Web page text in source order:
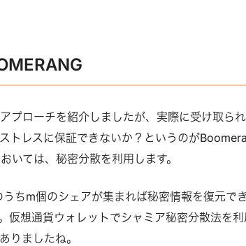
プローチを紹介しましたが、実際に受け取ら
トレスに保証できないか？というのが
いては、秘密分散を利用します。
ちm個のシェアが集まれば秘密情報を復元で
仮想通貨ウォレットでシャミア秘密分散法を
りましたね。